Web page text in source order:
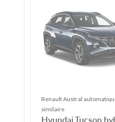
Renault Austral
similaire
Hyundai Tucson